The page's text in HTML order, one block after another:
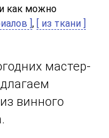
как можно
], [ из ткани ]
мастер-
винного